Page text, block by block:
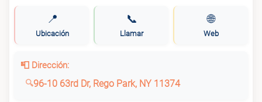
📍
Ubicación
📞
Llamar
🌐
Web
📮 Dirección:
96-10 63rd Dr, Rego Park, NY 11374